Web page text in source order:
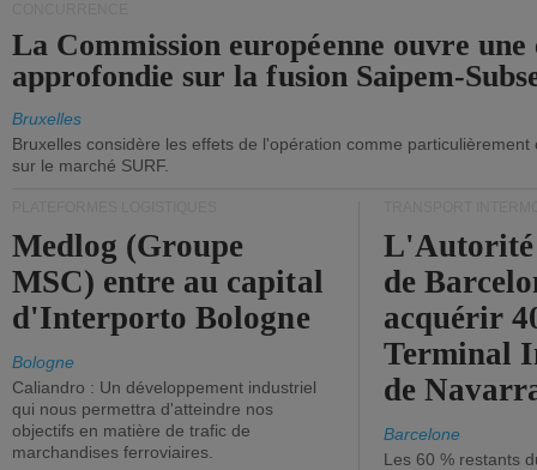
La Commission européenne ouvre une
approfondie sur la fusion Saipem-
Bruxelles
Bruxelles considère les effets de l'opération comme
sur le marché SURF.
Medlog (Groupe
MSC) entre au capital
d'Interporto Bologne
Bologne
Caliandro : Un développement industriel
qui nous permettra d'atteindre nos
objectifs en matière de trafic de
marchandises ferroviaires.
de
acquérir
Terminal
de
Barcelone
Les 60 % restants